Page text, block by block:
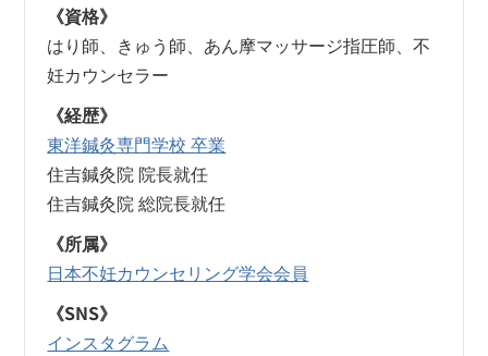
《資格》
はり師、きゅう師、あん摩マッサージ指圧師、不
妊カウンセラー
《経歴》
東洋鍼灸専門学校 卒業
住吉鍼灸院 院長就任
住吉鍼灸院 総院長就任
《所属》
日本不妊カウンセリング学会会員
《SNS》
インスタグラム